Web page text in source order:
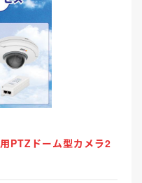
PTZドーム型カメラ2